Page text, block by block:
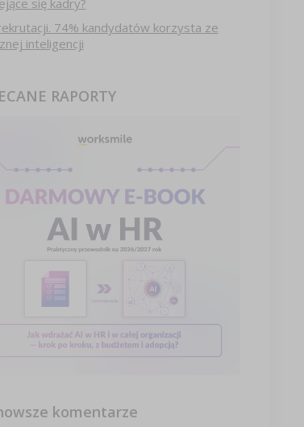
się kadry?
74% kandydatów korzysta ze
inteligencji
RAPORTY
komentarze